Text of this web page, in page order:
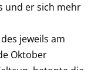
und er sich mehr
jeweils am
Oktober